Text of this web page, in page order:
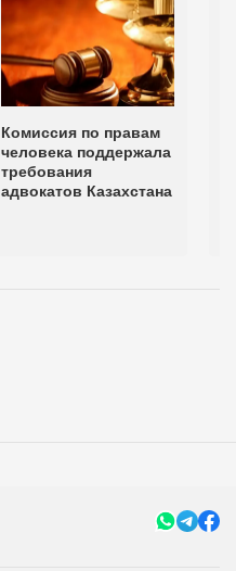
Комиссия по правам
человека поддержала
требования
адвокатов Казахстана